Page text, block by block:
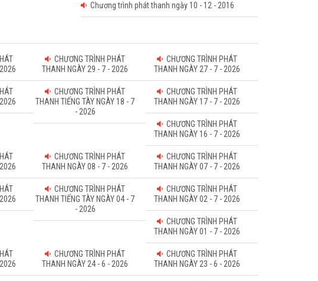
Chương trình phát thanh ngày 10 - 12 - 2016
CHƯƠNG TRÌNH PHÁT
THANH NGÀY 29 - 7 - 2026
CHƯƠNG TRÌNH PHÁT
THANH NGÀY 27 - 7 - 2026
CHƯƠNG TRÌNH PHÁT
THANH TIẾNG TÀY NGÀY 18 - 7
- 2026
CHƯƠNG TRÌNH PHÁT
THANH NGÀY 17 - 7 - 2026
CHƯƠNG TRÌNH PHÁT
THANH NGÀY 16 - 7 - 2026
CHƯƠNG TRÌNH PHÁT
THANH NGÀY 08 - 7 - 2026
CHƯƠNG TRÌNH PHÁT
THANH NGÀY 07 - 7 - 2026
CHƯƠNG TRÌNH PHÁT
THANH TIẾNG TÀY NGÀY 04 - 7
- 2026
CHƯƠNG TRÌNH PHÁT
THANH NGÀY 02 - 7 - 2026
CHƯƠNG TRÌNH PHÁT
THANH NGÀY 01 - 7 - 2026
CHƯƠNG TRÌNH PHÁT
THANH NGÀY 24 - 6 - 2026
CHƯƠNG TRÌNH PHÁT
THANH NGÀY 23 - 6 - 2026